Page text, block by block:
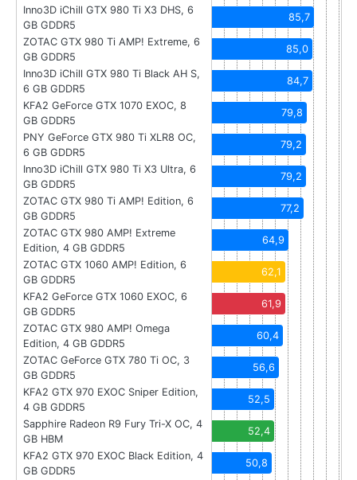
Inno3D iChill GTX 980 Ti X3 DHS, 6
GB GDDR5
85,7
ZOTAC GTX 980 Ti AMP! Extreme, 6
GB GDDR5
85,0
Inno3D iChill GTX 980 Ti Black AH S,
6 GB GDDR5
84,7
KFA2 GeForce GTX 1070 EXOC, 8
GB GDDR5
79,8
PNY GeForce GTX 980 Ti XLR8 OC,
6 GB GDDR5
79,2
Inno3D iChill GTX 980 Ti X3 Ultra, 6
GB GDDR5
79,2
ZOTAC GTX 980 Ti AMP! Edition, 6
GB GDDR5
77,2
ZOTAC GTX 980 AMP! Extreme
Edition, 4 GB GDDR5
64,9
ZOTAC GTX 1060 AMP! Edition, 6
GB GDDR5
62,1
KFA2 GeForce GTX 1060 EXOC, 6
GB GDDR5
61,9
ZOTAC GTX 980 AMP! Omega
Edition, 4 GB GDDR5
60,4
ZOTAC GeForce GTX 780 Ti OC, 3
GB GDDR5
56,6
KFA2 GTX 970 EXOC Sniper Edition,
4 GB GDDR5
52,5
Sapphire Radeon R9 Fury Tri-X OC, 4
GB HBM
52,4
KFA2 GTX 970 EXOC Black Edition, 4
GB GDDR5
50,8